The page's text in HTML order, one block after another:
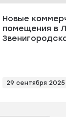
Новые
помещения в
29 сентября 2025